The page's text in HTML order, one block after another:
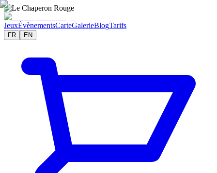
JeuxÉvènementsCarteGalerieBlogTarifs
FR EN